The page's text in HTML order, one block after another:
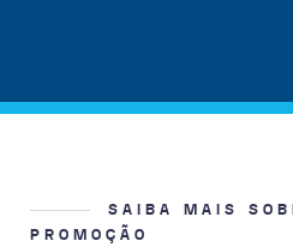
SAIBA MAIS
PROMOÇÃO